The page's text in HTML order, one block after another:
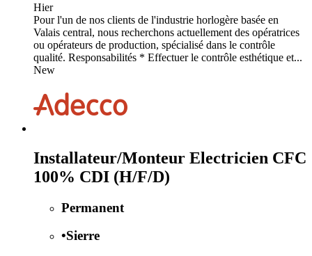
Hier
Pour l'un de nos clients de l'industrie horlogère basée en
Valais central, nous recherchons actuellement des opératrices
ou opérateurs de production, spécialisé dans le contrôle
qualité. Responsabilités * Effectuer le contrôle esthétique et...
New
Installateur/Monteur Electricien CFC
100% CDI (H/F/D)
Permanent
•Sierre